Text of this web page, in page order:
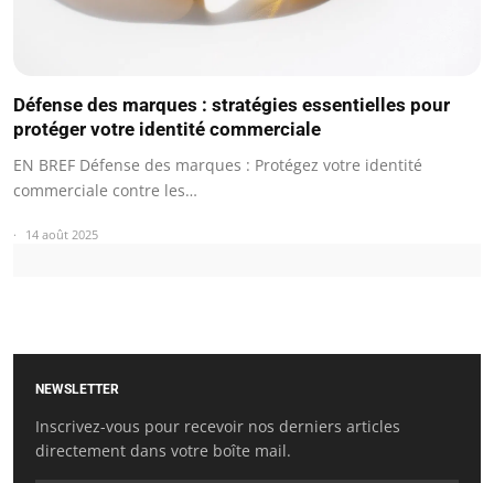
Défense des marques : stratégies essentielles pour
protéger votre identité commerciale
EN BREF Défense des marques : Protégez votre identité
commerciale contre les…
14 août 2025
NEWSLETTER
Inscrivez-vous pour recevoir nos derniers articles
directement dans votre boîte mail.